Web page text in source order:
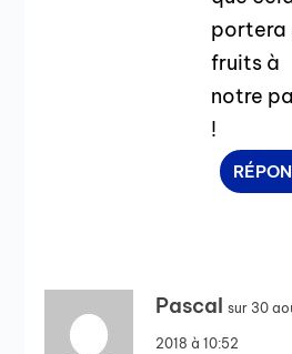
portera
fruits à
notre
!
Pascal sur 30
2018 à 10:52